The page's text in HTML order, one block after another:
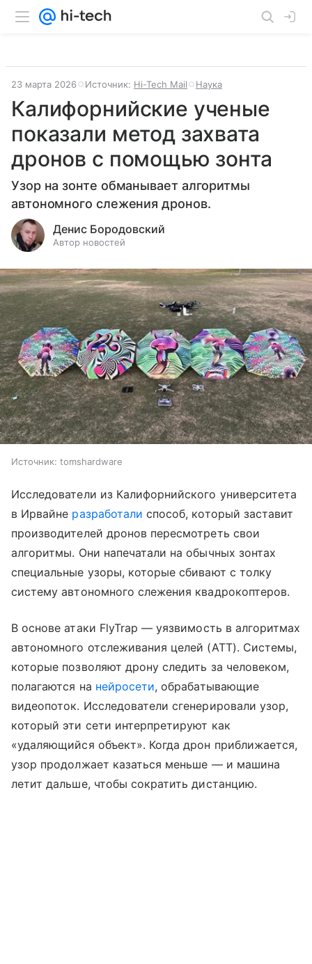
23 марта 2026 Источник: Hi-Tech Mail Наука
Калифорнийские ученые
показали метод захвата
дронов с помощью зонта
Узор на зонте обманывает алгоритмы
автономного слежения дронов.
Денис Бородовский
Автор новостей
Источник: tomshardware
Исследователи из Калифорнийского университета
в Ирвайне разработали способ, который заставит
производителей дронов пересмотреть свои
алгоритмы. Они напечатали на обычных зонтах
специальные узоры, которые сбивают с толку
систему автономного слежения квадрокоптеров.
В основе атаки FlyTrap — уязвимость в алгоритмах
автономного отслеживания целей (ATT). Системы,
которые позволяют дрону следить за человеком,
полагаются на нейросети, обрабатывающие
видеопоток. Исследователи сгенерировали узор,
который эти сети интерпретируют как
«удаляющийся объект». Когда дрон приближается,
узор продолжает казаться меньше — и машина
летит дальше, чтобы сократить дистанцию.